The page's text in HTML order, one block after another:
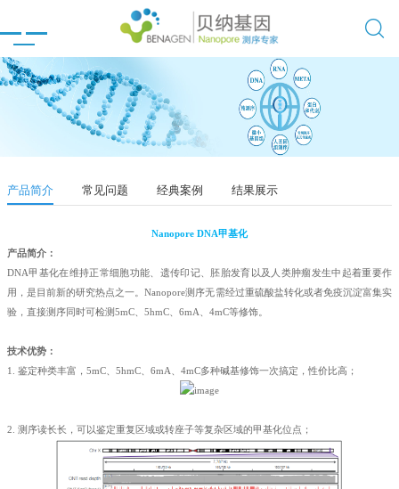

产品简介 常见问题 经典案例 结果展示
Nanopore DNA甲基化
产品简介：
DNA甲基化在维持正常细胞功能、遗传印记、胚胎发育以及人类肿瘤发生中起着重要作
用，是目前新的研究热点之一。Nanopore测序无需经过重硫酸盐转化或者免疫沉淀富集实
验，直接测序同时可检测5mC、5hmC、6mA、4mC等修饰。
技术优势：
1. 鉴定种类丰富，5mC、5hmC、6mA、4mC多种碱基修饰一次搞定，性价比高；
2. 测序读长长，可以鉴定重复区域或转座子等复杂区域的甲基化位点；